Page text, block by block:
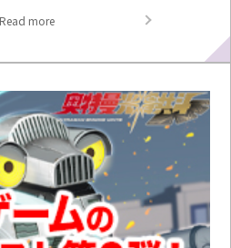
Read more